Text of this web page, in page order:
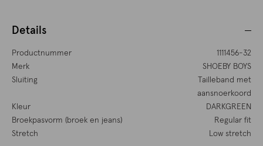
Details
Productnummer
1111456-32
Merk
SHOEBY BOYS
Sluiting
Tailleband met
aansnoerkoord
Kleur
DARKGREEN
Broekpasvorm (broek en jeans)
Regular fit
Stretch
Low stretch